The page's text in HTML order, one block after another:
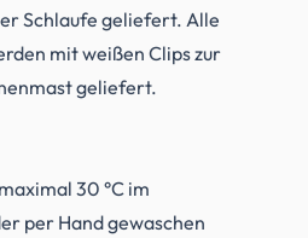
Schlaufe geliefert. Alle
mit weißen Clips zur
geliefert.
30 °C im
per Hand gewaschen